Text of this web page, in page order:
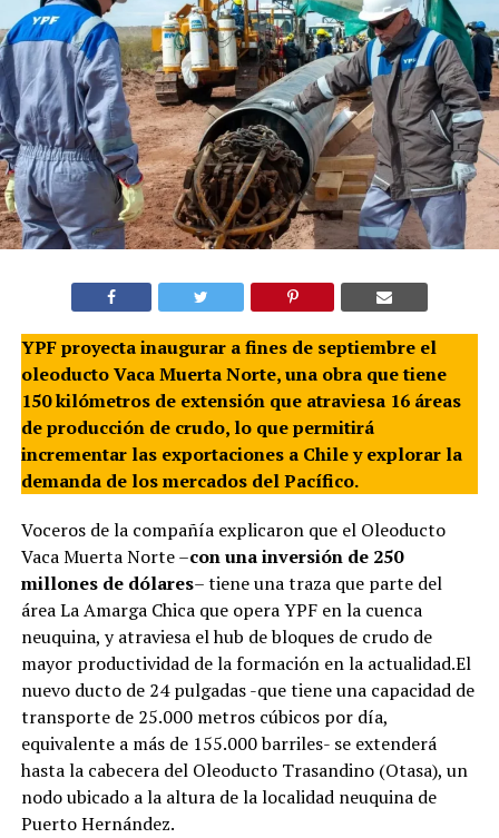
YPF proyecta inaugurar a fines de septiembre el
oleoducto Vaca Muerta Norte, una obra que tiene
150 kilómetros de extensión que atraviesa 16 áreas
de producción de crudo, lo que permitirá
incrementar las exportaciones a Chile y explorar la
demanda de los mercados del Pacífico.
Voceros de la compañía explicaron que el Oleoducto
Vaca Muerta Norte –con una inversión de 250
millones de dólares– tiene una traza que parte del
área La Amarga Chica que opera YPF en la cuenca
neuquina, y atraviesa el hub de bloques de crudo de
mayor productividad de la formación en la actualidad.El
nuevo ducto de 24 pulgadas -que tiene una capacidad de
transporte de 25.000 metros cúbicos por día,
equivalente a más de 155.000 barriles- se extenderá
hasta la cabecera del Oleoducto Trasandino (Otasa), un
nodo ubicado a la altura de la localidad neuquina de
Puerto Hernández.